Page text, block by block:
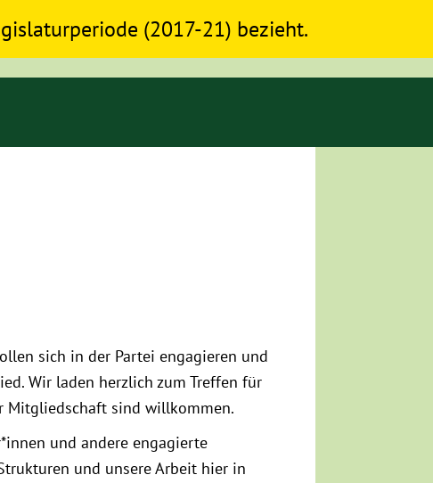
(2017-21) bezieht.
sich in der Partei en­gagieren und
Wir laden herzlich zum Treffen für
Mitgliedschaft sind willkommen.
und andere engagierte
und unsere Arbeit hier in